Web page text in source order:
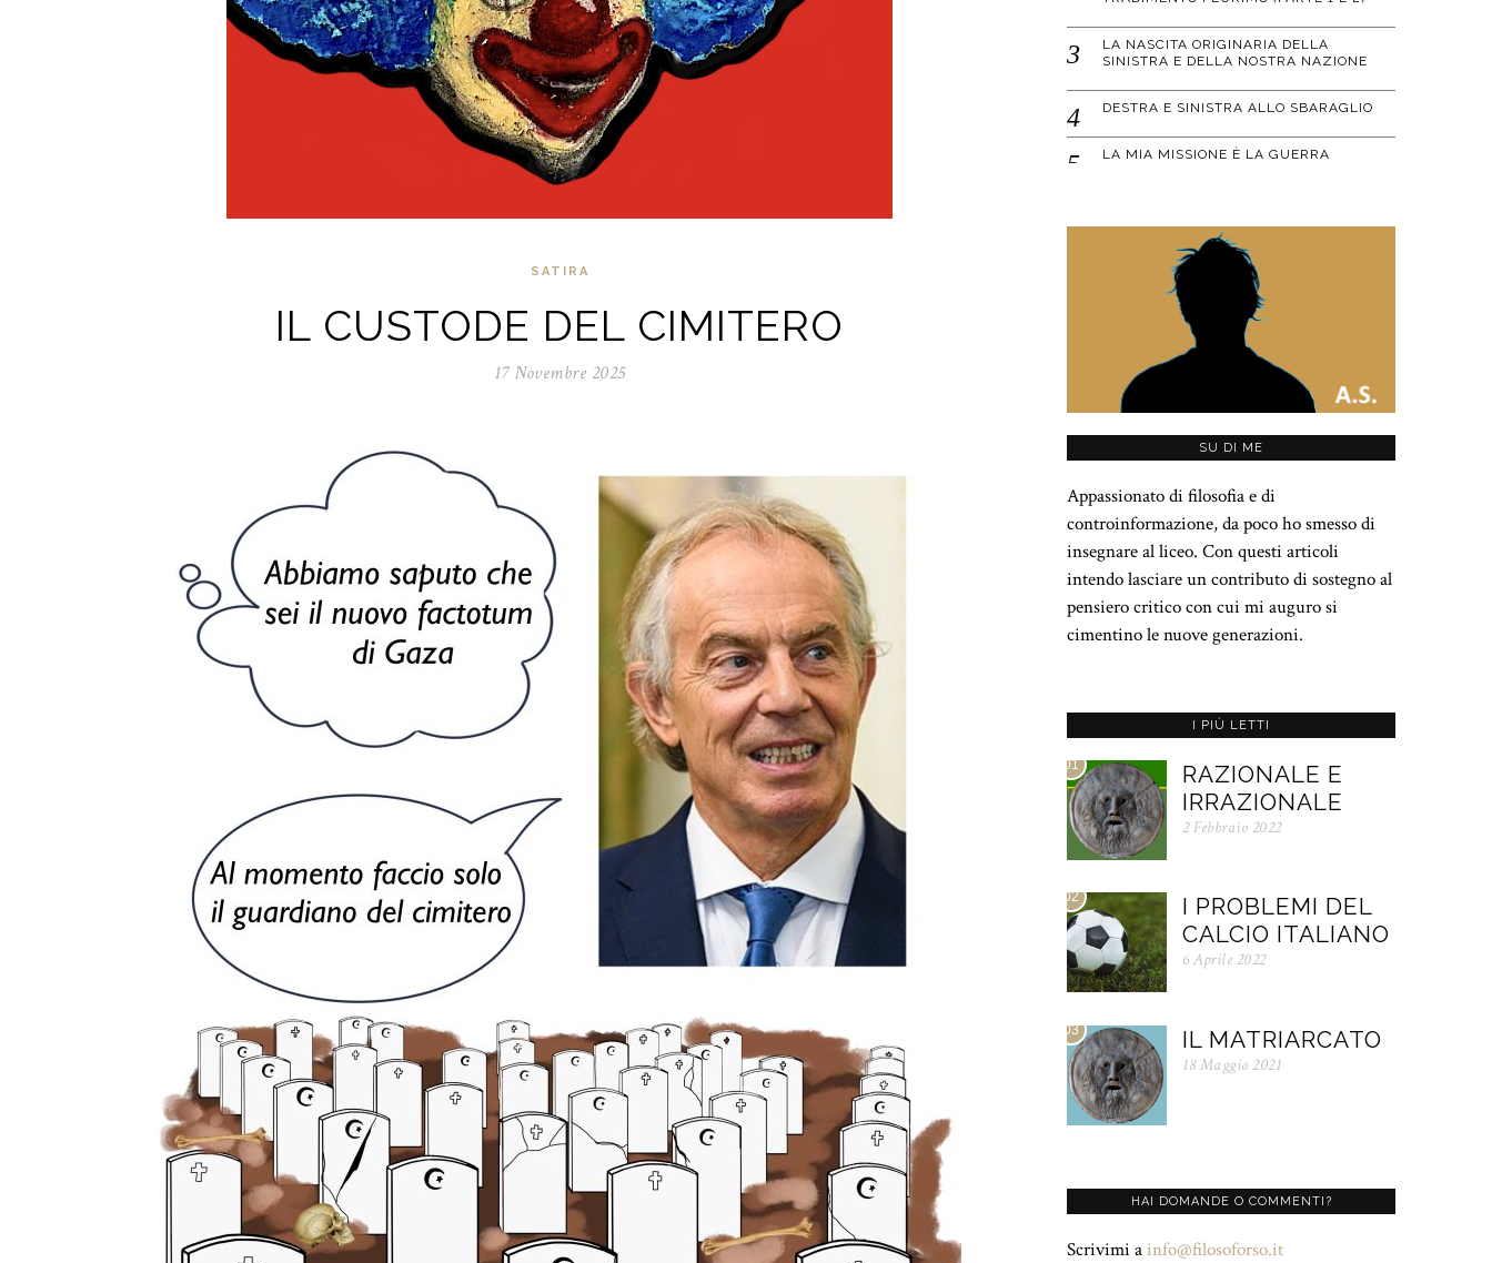
SATIRA
IL CUSTODE DEL CIMITERO
17 Novembre 2025
LA NASCITA ORIGINARIA DELLA
SINISTRA E DELLA NOSTRA NAZIONE
DESTRA E SINISTRA ALLO SBARAGLIO
LA MIA MISSIONE È LA GUERRA
SU DI ME
Appassionato di filosofia e di
controinformazione, da poco ho smesso di
insegnare al liceo. Con questi articoli
intendo lasciare un contributo di sostegno al
pensiero critico con cui mi auguro si
cimentino le nuove generazioni.
I PIÙ LETTI
01
RAZIONALE E
IRRAZIONALE
2 Febbraio 2022
02
I PROBLEMI DEL
CALCIO ITALIANO
6 Aprile 2022
03 IL MATRIARCATO
18 Maggio 2021
HAI DOMANDE O COMMENTI?
Scrivimi ainfo@filosoforso.it